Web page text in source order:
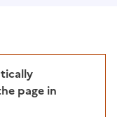
page in